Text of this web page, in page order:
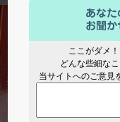
ここがダメ
どんな些細な
当サイトへのご意見